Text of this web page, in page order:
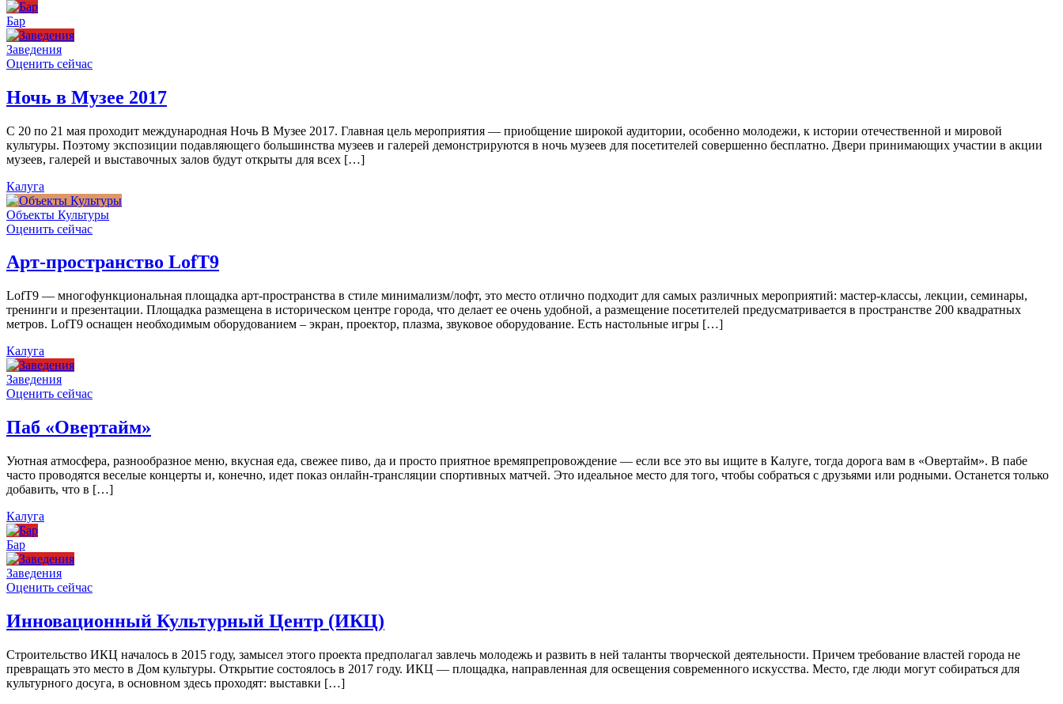
Бар
Заведения
Оценить сейчас
Ночь в Музее 2017
С 20 по 21 мая проходит международная Ночь В Музее 2017. Главная цель мероприятия — приобщение широкой аудитории, особенно молодежи, к истории отечественной и мировой
культуры. Поэтому экспозиции подавляющего большинства музеев и галерей демонстрируются в ночь музеев для посетителей совершенно бесплатно. Двери принимающих участии в акции
музеев, галерей и выставочных залов будут открыты для всех […]
Калуга
Объекты Культуры
Оценить сейчас
Арт-пространство LofT9
LofT9 — многофункциональная площадка арт-пространства в стиле минимализм/лофт, это место отлично подходит для самых различных мероприятий: мастер-классы, лекции, семинары,
тренинги и презентации. Площадка размещена в историческом центре города, что делает ее очень удобной, а размещение посетителей предусматривается в пространстве 200 квадратных
метров. LofT9 оснащен необходимым оборудованием – экран, проектор, плазма, звуковое оборудование. Есть настольные игры […]
Калуга
Заведения
Оценить сейчас
Паб «Овертайм»
Уютная атмосфера, разнообразное меню, вкусная еда, свежее пиво, да и просто приятное времяпрепровождение — если все это вы ищите в Калуге, тогда дорога вам в «Овертайм». В пабе
часто проводятся веселые концерты и, конечно, идет показ онлайн-трансляции спортивных матчей. Это идеальное место для того, чтобы собраться с друзьями или родными. Останется только
добавить, что в […]
Калуга
Бар
Заведения
Оценить сейчас
Инновационный Культурный Центр (ИКЦ)
Строительство ИКЦ началось в 2015 году, замысел этого проекта предполагал завлечь молодежь и развить в ней таланты творческой деятельности. Причем требование властей города не
превращать это место в Дом культуры. Открытие состоялось в 2017 году. ИКЦ — площадка, направленная для освещения современного искусства. Место, где люди могут собираться для
культурного досуга, в основном здесь проходят: выставки […]